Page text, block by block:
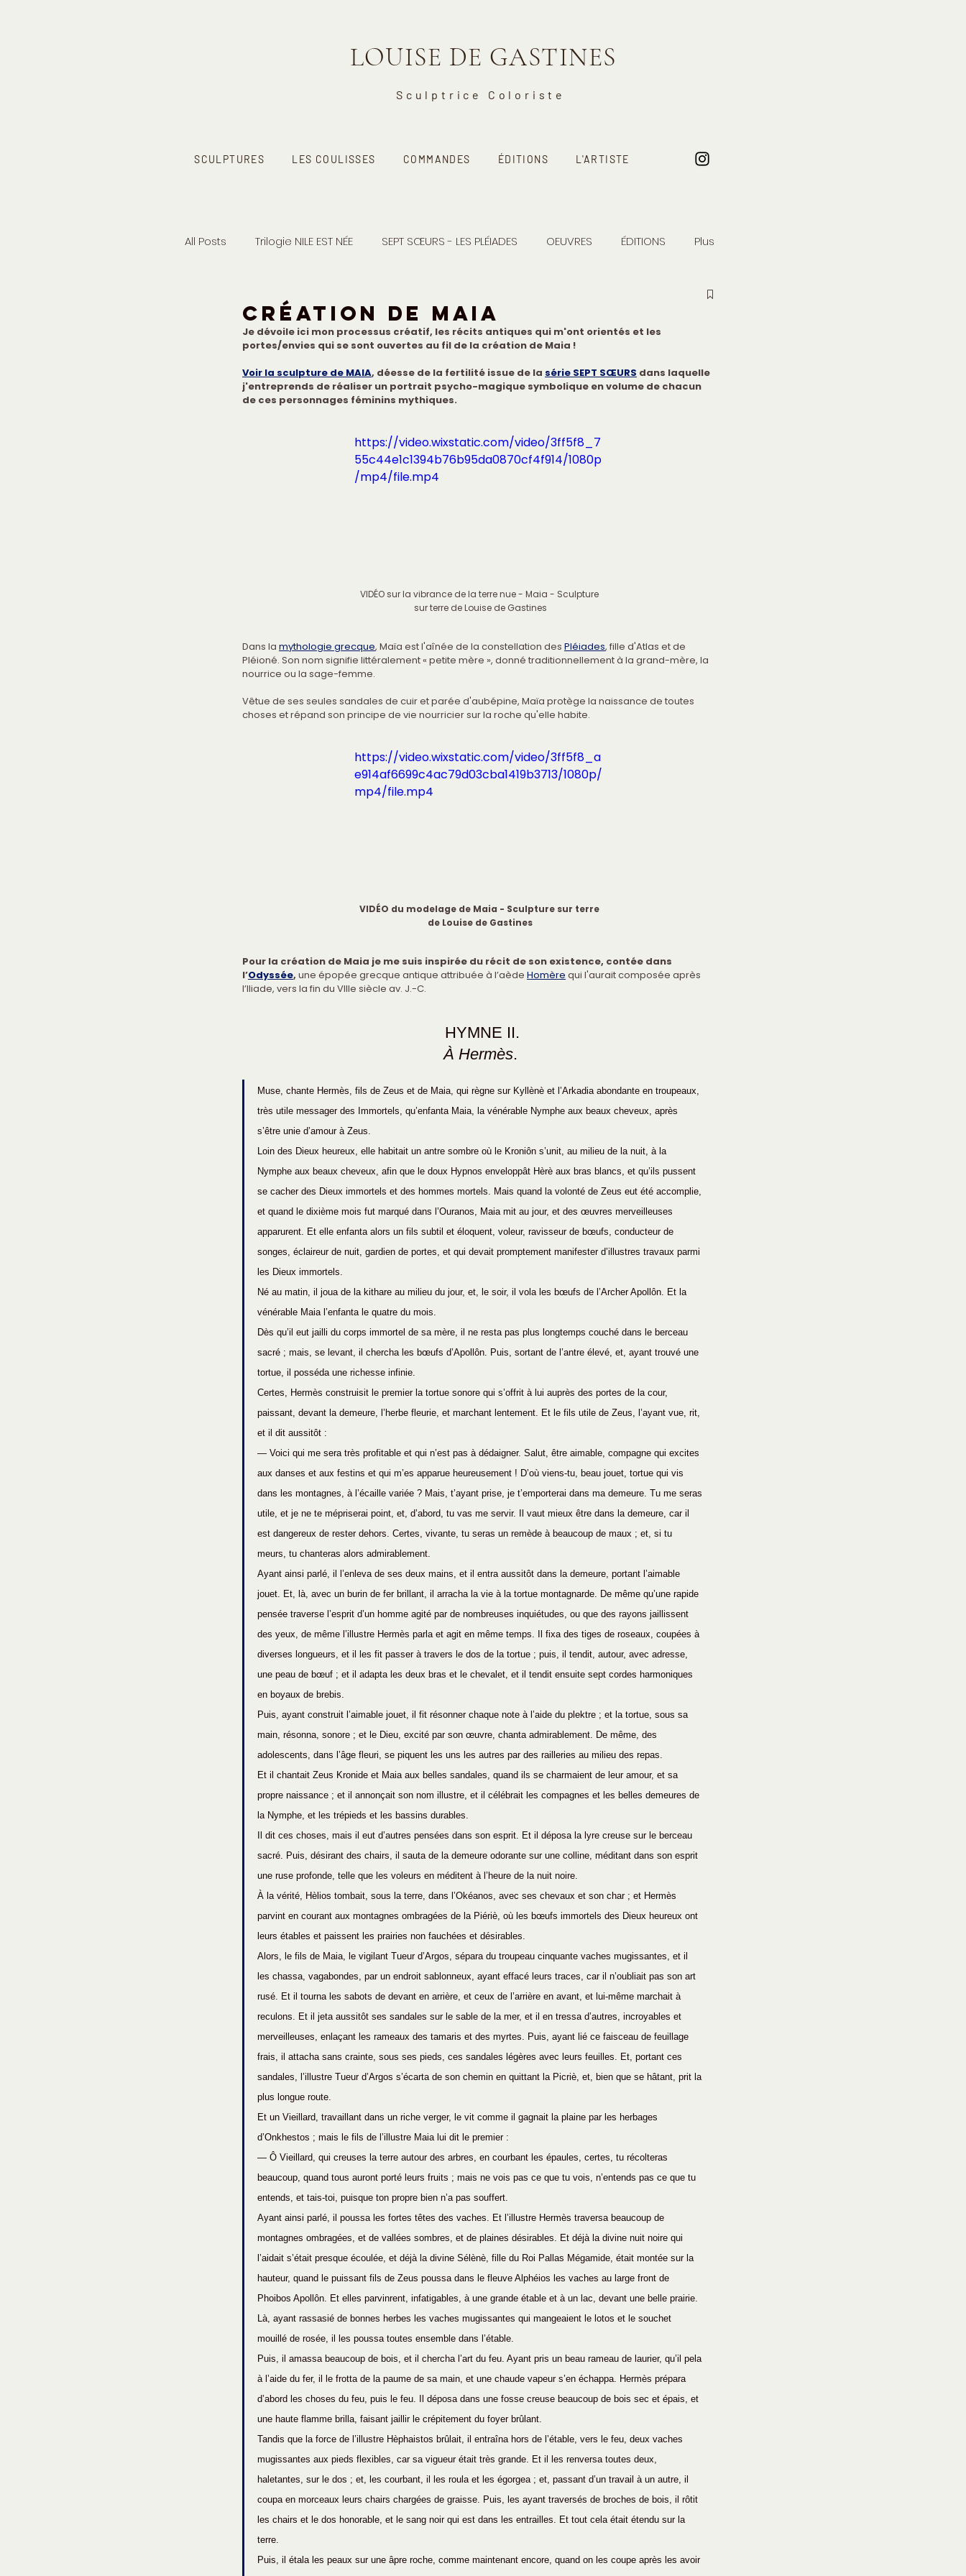
LOUISE DE GASTINES
Sculptrice Coloriste
SCULPTURES LES COULISSES COMMANDES ÉDITIONS L'ARTISTE
All Posts Trilogie NILE EST NÉE SEPT SŒURS - LES PLÉIADES OEUVRES ÉDITIONS Plus
Création de MAIA
Je dévoile ici mon processus créatif, les récits antiques qui m'ont orientés et les
portes/envies qui se sont ouvertes au fil de la création de Maia !
Voir la sculpture de MAIA, déesse de la fertilité issue de la série SEPT SŒURS dans laquelle
j'entreprends de réaliser un portrait psycho-magique symbolique en volume de chacun
de ces personnages féminins mythiques.
https://video.wixstatic.com/video/3ff5f8_7
55c44e1c1394b76b95da0870cf4f914/1080p
/mp4/file.mp4
VIDÉO sur la vibrance de la terre nue - Maia - Sculpture
sur terre de Louise de Gastines
Dans la mythologie grecque, Maïa est l'aînée de la constellation des Pléiades, fille d'Atlas et de
Pléioné. Son nom signifie littéralement « petite mère », donné traditionnellement à la grand-mère, la
nourrice ou la sage-femme.
Vêtue de ses seules sandales de cuir et parée d'aubépine, Maïa protège la naissance de toutes
choses et répand son principe de vie nourricier sur la roche qu'elle habite.
https://video.wixstatic.com/video/3ff5f8_a
e914af6699c4ac79d03cba1419b3713/1080p/
mp4/file.mp4
VIDÉO du modelage de Maia - Sculpture sur terre
de Louise de Gastines
Pour la création de Maia je me suis inspirée du récit de son existence, contée dans
l’Odyssée, une épopée grecque antique attribuée à l’aède Homère qui l'aurait composée après
l’Iliade, vers la fin du VIIIe siècle av. J.-C.
HYMNE II.
À Hermès.
Muse, chante Hermès, fils de Zeus et de Maia, qui règne sur Kyllènè et l’Arkadia abondante en troupeaux,
très utile messager des Immortels, qu’enfanta Maia, la vénérable Nymphe aux beaux cheveux, après
s’être unie d’amour à Zeus.
Loin des Dieux heureux, elle habitait un antre sombre où le Kroniôn s’unit, au milieu de la nuit, à la
Nymphe aux beaux cheveux, afin que le doux Hypnos enveloppât Hèrè aux bras blancs, et qu’ils pussent
se cacher des Dieux immortels et des hommes mortels. Mais quand la volonté de Zeus eut été accomplie,
et quand le dixième mois fut marqué dans l’Ouranos, Maia mit au jour, et des œuvres merveilleuses
apparurent. Et elle enfanta alors un fils subtil et éloquent, voleur, ravisseur de bœufs, conducteur de
songes, éclaireur de nuit, gardien de portes, et qui devait promptement manifester d’illustres travaux parmi
les Dieux immortels.
Né au matin, il joua de la kithare au milieu du jour, et, le soir, il vola les bœufs de l’Archer Apollôn. Et la
vénérable Maia l’enfanta le quatre du mois.
Dès qu’il eut jailli du corps immortel de sa mère, il ne resta pas plus longtemps couché dans le berceau
sacré ; mais, se levant, il chercha les bœufs d’Apollôn. Puis, sortant de l’antre élevé, et, ayant trouvé une
tortue, il posséda une richesse infinie.
Certes, Hermès construisit le premier la tortue sonore qui s’offrit à lui auprès des portes de la cour,
paissant, devant la demeure, l’herbe fleurie, et marchant lentement. Et le fils utile de Zeus, l’ayant vue, rit,
et il dit aussitôt :
— Voici qui me sera très profitable et qui n’est pas à dédaigner. Salut, être aimable, compagne qui excites
aux danses et aux festins et qui m’es apparue heureusement ! D’où viens-tu, beau jouet, tortue qui vis
dans les montagnes, à l’écaille variée ? Mais, t’ayant prise, je t’emporterai dans ma demeure. Tu me seras
utile, et je ne te mépriserai point, et, d’abord, tu vas me servir. Il vaut mieux être dans la demeure, car il
est dangereux de rester dehors. Certes, vivante, tu seras un remède à beaucoup de maux ; et, si tu
meurs, tu chanteras alors admirablement.
Ayant ainsi parlé, il l’enleva de ses deux mains, et il entra aussitôt dans la demeure, portant l’aimable
jouet. Et, là, avec un burin de fer brillant, il arracha la vie à la tortue montagnarde. De même qu’une rapide
pensée traverse l’esprit d’un homme agité par de nombreuses inquiétudes, ou que des rayons jaillissent
des yeux, de même l’illustre Hermès parla et agit en même temps. Il fixa des tiges de roseaux, coupées à
diverses longueurs, et il les fit passer à travers le dos de la tortue ; puis, il tendit, autour, avec adresse,
une peau de bœuf ; et il adapta les deux bras et le chevalet, et il tendit ensuite sept cordes harmoniques
en boyaux de brebis.
Puis, ayant construit l’aimable jouet, il fit résonner chaque note à l’aide du plektre ; et la tortue, sous sa
main, résonna, sonore ; et le Dieu, excité par son œuvre, chanta admirablement. De même, des
adolescents, dans l’âge fleuri, se piquent les uns les autres par des railleries au milieu des repas.
Et il chantait Zeus Kronide et Maia aux belles sandales, quand ils se charmaient de leur amour, et sa
propre naissance ; et il annonçait son nom illustre, et il célébrait les compagnes et les belles demeures de
la Nymphe, et les trépieds et les bassins durables.
Il dit ces choses, mais il eut d’autres pensées dans son esprit. Et il déposa la lyre creuse sur le berceau
sacré. Puis, désirant des chairs, il sauta de la demeure odorante sur une colline, méditant dans son esprit
une ruse profonde, telle que les voleurs en méditent à l’heure de la nuit noire.
À la vérité, Hèlios tombait, sous la terre, dans l’Okéanos, avec ses chevaux et son char ; et Hermès
parvint en courant aux montagnes ombragées de la Piériè, où les bœufs immortels des Dieux heureux ont
leurs étables et paissent les prairies non fauchées et désirables.
Alors, le fils de Maia, le vigilant Tueur d’Argos, sépara du troupeau cinquante vaches mugissantes, et il
les chassa, vagabondes, par un endroit sablonneux, ayant effacé leurs traces, car il n’oubliait pas son art
rusé. Et il tourna les sabots de devant en arrière, et ceux de l’arrière en avant, et lui-même marchait à
reculons. Et il jeta aussitôt ses sandales sur le sable de la mer, et il en tressa d’autres, incroyables et
merveilleuses, enlaçant les rameaux des tamaris et des myrtes. Puis, ayant lié ce faisceau de feuillage
frais, il attacha sans crainte, sous ses pieds, ces sandales légères avec leurs feuilles. Et, portant ces
sandales, l’illustre Tueur d’Argos s’écarta de son chemin en quittant la Picriè, et, bien que se hâtant, prit la
plus longue route.
Et un Vieillard, travaillant dans un riche verger, le vit comme il gagnait la plaine par les herbages
d’Onkhestos ; mais le fils de l’illustre Maia lui dit le premier :
— Ô Vieillard, qui creuses la terre autour des arbres, en courbant les épaules, certes, tu récolteras
beaucoup, quand tous auront porté leurs fruits ; mais ne vois pas ce que tu vois, n’entends pas ce que tu
entends, et tais-toi, puisque ton propre bien n’a pas souffert.
Ayant ainsi parlé, il poussa les fortes têtes des vaches. Et l’illustre Hermès traversa beaucoup de
montagnes ombragées, et de vallées sombres, et de plaines désirables. Et déjà la divine nuit noire qui
l’aidait s’était presque écoulée, et déjà la divine Sélènè, fille du Roi Pallas Mégamide, était montée sur la
hauteur, quand le puissant fils de Zeus poussa dans le fleuve Alphéios les vaches au large front de
Phoibos Apollôn. Et elles parvinrent, infatigables, à une grande étable et à un lac, devant une belle prairie.
Là, ayant rassasié de bonnes herbes les vaches mugissantes qui mangeaient le lotos et le souchet
mouillé de rosée, il les poussa toutes ensemble dans l’étable.
Puis, il amassa beaucoup de bois, et il chercha l’art du feu. Ayant pris un beau rameau de laurier, qu’il pela
à l’aide du fer, il le frotta de la paume de sa main, et une chaude vapeur s’en échappa. Hermès prépara
d’abord les choses du feu, puis le feu. Il déposa dans une fosse creuse beaucoup de bois sec et épais, et
une haute flamme brilla, faisant jaillir le crépitement du foyer brûlant.
Tandis que la force de l’illustre Hèphaistos brûlait, il entraîna hors de l’étable, vers le feu, deux vaches
mugissantes aux pieds flexibles, car sa vigueur était très grande. Et il les renversa toutes deux,
haletantes, sur le dos ; et, les courbant, il les roula et les égorgea ; et, passant d’un travail à un autre, il
coupa en morceaux leurs chairs chargées de graisse. Puis, les ayant traversés de broches de bois, il rôtit
les chairs et le dos honorable, et le sang noir qui est dans les entrailles. Et tout cela était étendu sur la
terre.
Puis, il étala les peaux sur une âpre roche, comme maintenant encore, quand on les coupe après les avoir